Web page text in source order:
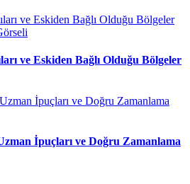
ve Eskiden Bağlı Olduğu Bölgeler
İpuçları ve Doğru Zamanlama